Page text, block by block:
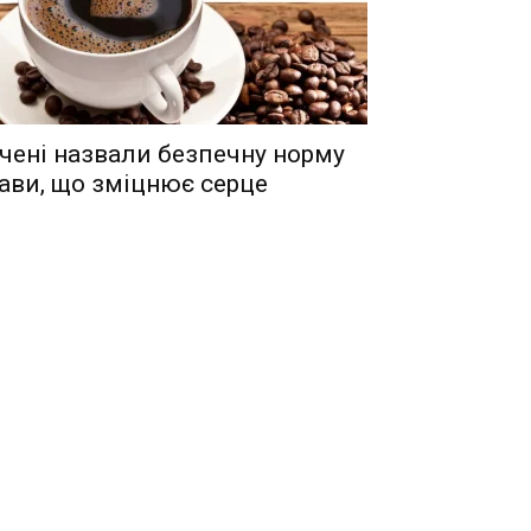
назвали безпечну норму
що зміцнює серце